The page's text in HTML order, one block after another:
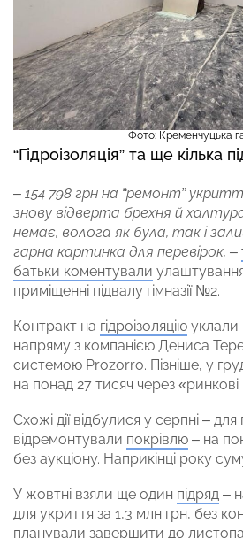
Фото: Кременчуцька
“Гідроізоляція” та ще кілька
– 154 798 грн на “ремонт”
знову відверта брехня й халтура!
немає, волога як була, так і
гарна картинка для перевірок, –
батьки коментували улаштування
приміщенні підвалу гімназії №2.
Контракт на гідроізоляцію уклали
напряму з компанією Дениса
системою Prozorro. Пізніше, у
на понад 27 тисяч через «ринкові
Схожі дії відбулися у серпні –
відремонтували покрівлю – на
без аукціону. Наприкінці року
У жовтні взяли ще один підряд –
для укриття за 1,3 млн грн, без
планували завершити до